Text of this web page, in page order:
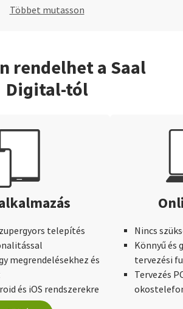
Többet mutasson
rendelhet a Saal
Digital-tól
telepítés
megrendelésekhez és
és iOS rendszerekre
Nincs
Könnyű és
tervezési
Tervezés